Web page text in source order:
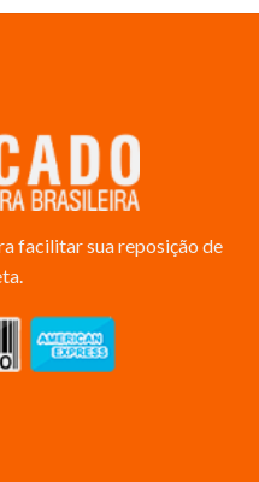
facilitar sua reposição de